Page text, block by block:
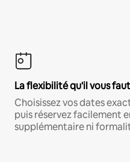
La flexibilité qu'il vous faut
Choisissez vos dates
puis réservez facilement
supplémentaire ni